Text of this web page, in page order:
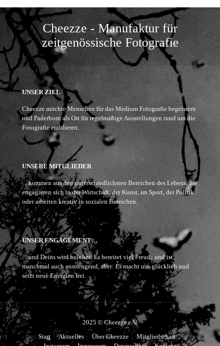
Cheezze - Manufaktur für
zeitgenössische Fotografie
UNSER ZIEL
Cheezze möchte Menschen für das Medium Fotografie begeistern
und Paderborn als Ort für regelmäßige Ausstellungen rund um die
Fotografie etablieren.
UNSERE MITGLIEDER
…kommen aus den unterschiedlichsten Bereichen des Lebens. Sie
engagieren sich in der Wirtschaft, der Kunst, im Sport, der Politik
oder arbeiten kreativ in sozialen Bereichen.
UNSER ENGAGEMENT…
…und Deins wird belohnt. Es bereitet viel Freude und ist
manchmal auch anstrengend, aber: Es macht uns glücklich und
setzt neue Energien frei.
2025 © Cheezze e.V.
Start
Aktuelles Über Cheezze
Mitgliedschaft